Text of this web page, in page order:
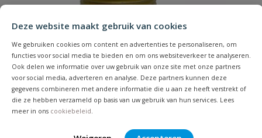
Deze website maakt gebruik van cookies
We gebruiken cookies om content en advertenties te personaliseren, om
functies voor social media te bieden en om ons websiteverkeer te analyseren.
Ook delen we informatie over uw gebruik van onze site met onze partners
voor social media, adverteren en analyse. Deze partners kunnen deze
gegevens combineren met andere informatie die u aan ze heeft verstrekt of
die ze hebben verzameld op basis van uw gebruik van hun services. Lees
meer in ons cookiebeleid.
Beoordeling versturen
Messing T-stuk hydrofoor
1" messing T-stuk tbv aansluiting pomp op drukvat, 2 x
binnendraad & 1 x buitendraad
Op voorraad